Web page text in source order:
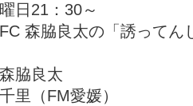
グッズ
日21：30～
森脇良太の「誘ってん
脇良太
里（FM愛媛）